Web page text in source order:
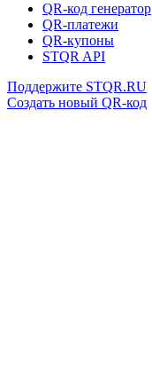
QR-код генератор
QR-платежи
QR-купоны
STQR API
Поддержите STQR.RU
Создать новый QR-код